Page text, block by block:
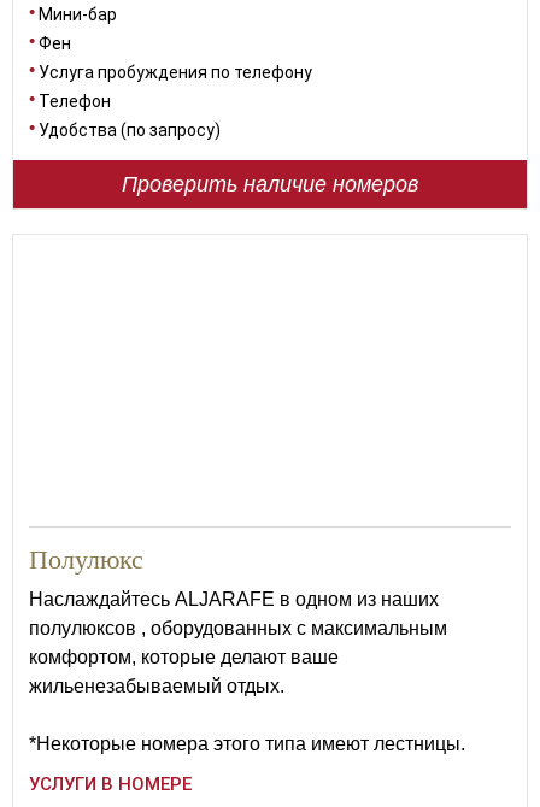
Мини-бар
Фен
Услуга пробуждения по телефону
Телефон
Удобства (по запросу)
Проверить наличие номеров
Полулюкс
Наслаждайтесь ALJARAFE в одном из наших
полулюксов , оборудованных с максимальным
комфортом, которые делают ваше
жильенезабываемый отдых.
*Некоторые номера этого типа имеют лестницы.
УСЛУГИ В НОМЕРЕ